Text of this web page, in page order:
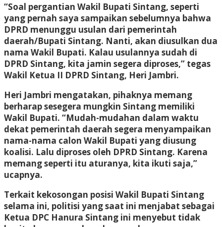
“Soal pergantian Wakil Bupati Sintang, seperti
yang pernah saya sampaikan sebelumnya bahwa
DPRD menunggu usulan dari pemerintah
daerah/Bupati Sintang. Nanti, akan diusulkan dua
nama Wakil Bupati. Kalau usulannya sudah di
DPRD Sintang, kita jamin segera diproses,” tegas
Wakil Ketua II DPRD Sintang, Heri Jambri.
Heri Jambri mengatakan, pihaknya memang
berharap sesegera mungkin Sintang memiliki
Wakil Bupati. “Mudah-mudahan dalam waktu
dekat pemerintah daerah segera menyampaikan
nama-nama calon Wakil Bupati yang diusung
koalisi. Lalu diproses oleh DPRD Sintang. Karena
memang seperti itu aturanya, kita ikuti saja,”
ucapnya.
Terkait kekosongan posisi Wakil Bupati Sintang
selama ini, politisi yang saat ini menjabat sebagai
Ketua DPC Hanura Sintang ini menyebut tidak